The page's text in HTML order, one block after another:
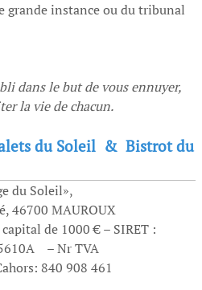
grande instance ou du tribunal
dans le but de vous ennuyer,
la vie de chacun.
du Soleil & Bistrot du
du Soleil»,
46700 MAUROUX
de 1000 € – SIRET :
– Nr TVA
840 908 461